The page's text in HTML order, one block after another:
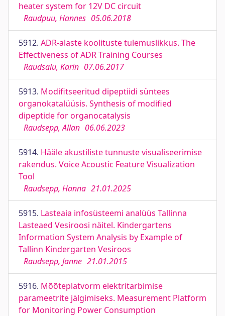
heater system for 12V DC circuit
Raudpuu, Hannes 05.06.2018
5912. ADR-alaste koolituste tulemuslikkus. The
Effectiveness of ADR Training Courses
Raudsalu, Karin 07.06.2017
5913. Modifitseeritud dipeptiidi süntees
organokatalüüsis. Synthesis of modified
dipeptide for organocatalysis
Raudsepp, Allan 06.06.2023
5914. Hääle akustiliste tunnuste visualiseerimise
rakendus. Voice Acoustic Feature Visualization
Tool
Raudsepp, Hanna 21.01.2025
5915. Lasteaia infosüsteemi analüüs Tallinna
Lasteaed Vesiroosi näitel. Kindergartens
Information System Analysis by Example of
Tallinn Kindergarten Vesiroos
Raudsepp, Janne 21.01.2015
5916. Mõõteplatvorm elektritarbimise
parameetrite jälgimiseks. Measurement Platform
for Monitoring Power Consumption